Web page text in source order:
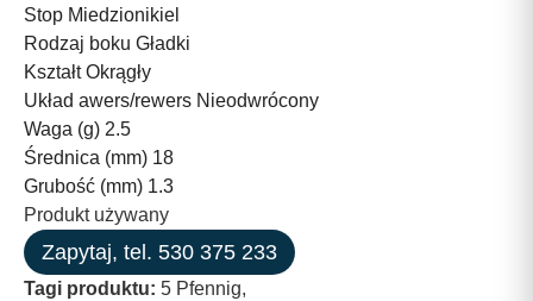
Stop Miedzionikiel
Rodzaj boku Gładki
Kształt Okrągły
Układ awers/rewers Nieodwrócony
Waga (g) 2.5
Średnica (mm) 18
Grubość (mm) 1.3
Produkt używany
Zapytaj, tel. 530 375 233
Tagi produktu: 5 Pfennig,